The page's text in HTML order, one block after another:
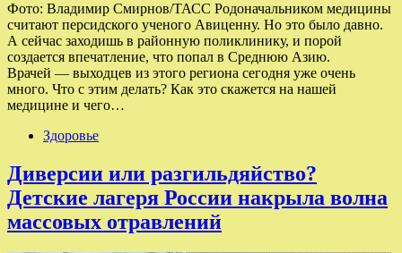
Фото: Владимир Смирнов/ТАСС Родоначальником медицины
считают персидского ученого Авиценну. Но это было давно.
А сейчас заходишь в районную поликлинику, и порой
создается впечатление, что попал в Среднюю Азию.
Врачей — выходцев из этого региона сегодня уже очень
много. Что с этим делать? Как это скажется на нашей
медицине и чего…
Здоровье
Диверсии или разгильдяйство?
Детские лагеря России накрыла волна
массовых отравлений